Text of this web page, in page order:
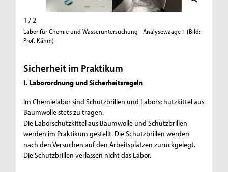
1 / 2
Labor für Chemie und Wasseruntersuchung - Analysewaage 1 (Bild:
Prof. Kähm)
Sicherheit im Praktikum
I. Laborordnung und Sicherheitsregeln
Im Chemielabor sind Schutzbrillen und Laborschutzkittel aus
Baumwolle stets zu tragen.
Die Laborschutzkittel aus Baumwolle und Schutzbrillen
werden im Praktikum gestellt. Die Schutzbrillen werden
nach den Versuchen auf den Arbeitsplätzen zurückgelegt.
Die Schutzbrillen verlassen nicht das Labor.